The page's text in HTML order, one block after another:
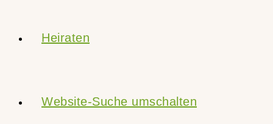
Heiraten
Website-Suche umschalten